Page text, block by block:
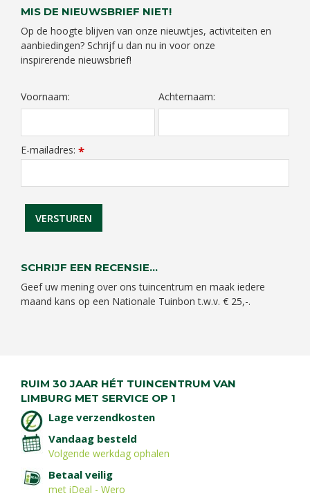
MIS DE NIEUWSBRIEF NIET!
Op de hoogte blijven van onze nieuwtjes, activiteiten en
aanbiedingen? Schrijf u dan nu in voor onze
inspirerende nieuwsbrief!
Voornaam: Achternaam:
E-mailadres: *
SCHRIJF EEN RECENSIE...
Geef uw mening over ons tuincentrum en maak iedere
maand kans op een Nationale Tuinbon t.w.v. € 25,-.
RUIM 30 JAAR HÉT TUINCENTRUM VAN
LIMBURG MET SERVICE OP 1
Lage verzendkosten
Vandaag besteld
Volgende werkdag ophalen
Betaal veilig
met iDeal - Wero